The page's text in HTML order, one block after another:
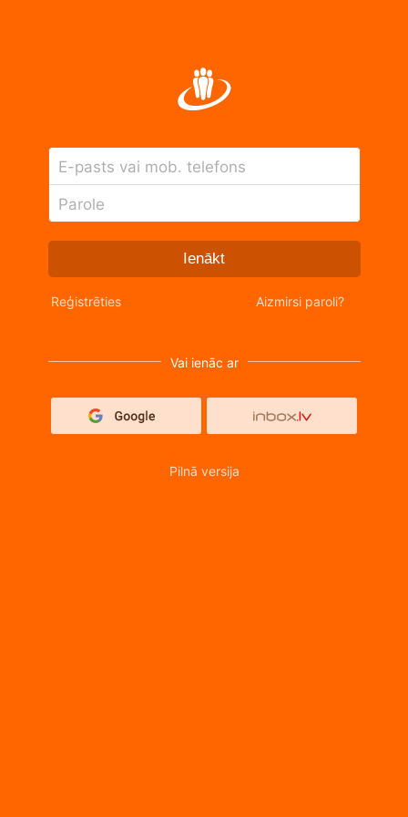
E-pasts vai mob. telefons
Parole
Ienākt
Reģistrēties Aizmirsi paroli?
Vai ienāc ar
Pilnā versija